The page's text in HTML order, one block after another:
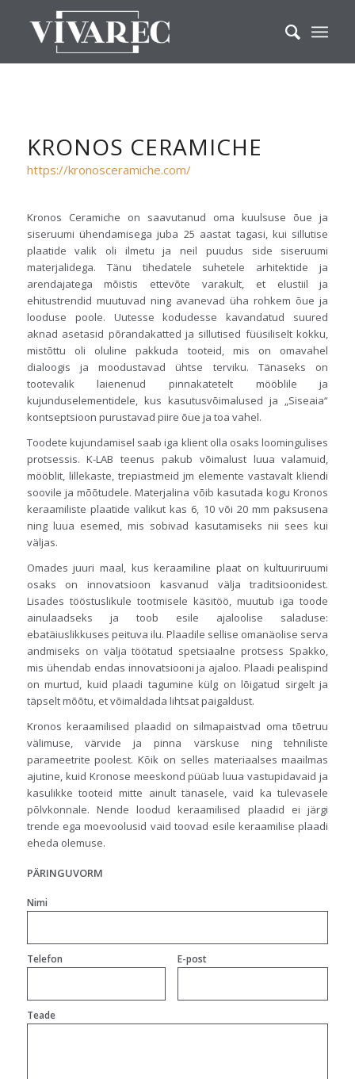
KRONOS CERAMICHE
https://kronosceramiche.com/
Kronos Ceramiche on saavutanud oma kuulsuse õue ja
siseruumi ühendamisega juba 25 aastat tagasi, kui sillutise
plaatide valik oli ilmetu ja neil puudus side siseruumi
materjalidega. Tänu tihedatele suhetele arhitektide ja
arendajatega mõistis ettevõte varakult, et elustiil ja
ehitustrendid muutuvad ning avanevad üha rohkem õue ja
looduse poole. Uutesse kodudesse kavandatud suured
aknad asetasid põrandakatted ja sillutised füüsiliselt kokku,
mistõttu oli oluline pakkuda tooteid, mis on omavahel
dialoogis ja moodustavad ühtse terviku. Tänaseks on
tootevalik laienenud pinnakatetelt mööblile ja
kujunduselementidele, kus kasutusvõimalused ja „Siseaia“
kontseptsioon purustavad piire õue ja toa vahel.
Toodete kujundamisel saab iga klient olla osaks loomingulises
protsessis. K-LAB teenus pakub võimalust luua valamuid,
mööblit, lillekaste, trepiastmeid jm elemente vastavalt kliendi
soovile ja mõõtudele. Materjalina võib kasutada kogu Kronos
keraamiliste plaatide valikut kas 6, 10 või 20 mm paksusena
ning luua esemed, mis sobivad kasutamiseks nii sees kui
väljas.
Omades juuri maal, kus keraamiline plaat on kultuuriruumi
osaks on innovatsioon kasvanud välja traditsioonidest.
Lisades tööstuslikule tootmisele käsitöö, muutub iga toode
ainulaadseks ja toob esile ajaloolise saladuse:
ebatäiuslikkuses peituva ilu. Plaadile sellise omanäolise serva
andmiseks on välja töötatud spetsiaalne protsess Spakko,
mis ühendab endas innovatsiooni ja ajaloo. Plaadi pealispind
on murtud, kuid plaadi tagumine külg on lõigatud sirgelt ja
täpselt mõõtu, et võimaldada lihtsat paigaldust.
Kronos keraamilised plaadid on silmapaistvad oma tõetruu
välimuse, värvide ja pinna värskuse ning tehniliste
parameetrite poolest. Kõik on selles materiaalses maailmas
ajutine, kuid Kronose meeskond püüab luua vastupidavaid ja
kasulikke tooteid mitte ainult tänasele, vaid ka tulevasele
põlvkonnale. Nende loodud keraamilised plaadid ei järgi
trende ega moevoolusid vaid toovad esile keraamilise plaadi
eheda olemuse.
PÄRINGUVORM
Nimi
Telefon E-post
Teade